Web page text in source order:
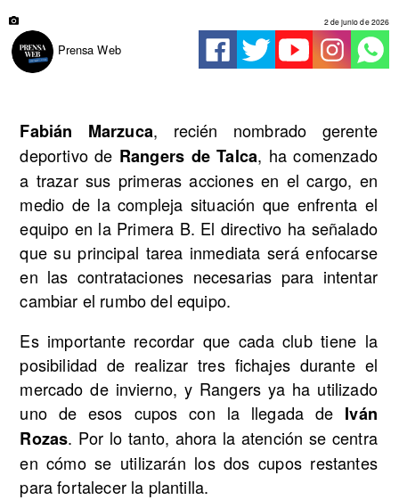
Prensa Web
2 de junio de 2026
Fabián Marzuca, recién nombrado gerente
deportivo de Rangers de Talca, ha comenzado
a trazar sus primeras acciones en el cargo, en
medio de la compleja situación que enfrenta el
equipo en la Primera B. El directivo ha señalado
que su principal tarea inmediata será enfocarse
en las contrataciones necesarias para intentar
cambiar el rumbo del equipo.
Es importante recordar que cada club tiene la
posibilidad de realizar tres fichajes durante el
mercado de invierno, y Rangers ya ha utilizado
uno de esos cupos con la llegada de Iván
Rozas. Por lo tanto, ahora la atención se centra
en cómo se utilizarán los dos cupos restantes
para fortalecer la plantilla.